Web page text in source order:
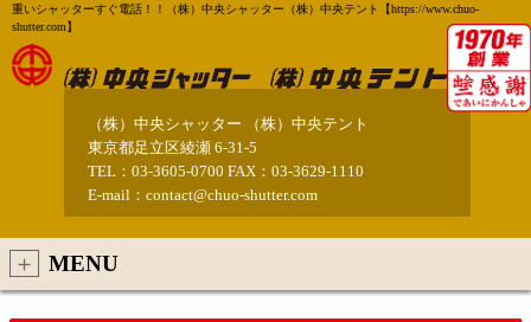
重いシャッターすぐ電話！！（株）中央シャッター（株）中央テント【https://www.chuo-
shutter.com】
（株）中央シャッター （株）中央テント
東京都足立区綾瀬 6-31-5
TEL：03-3605-0700 FAX：03-3629-1110
E-mail：contact@chuo-shutter.com
MENU